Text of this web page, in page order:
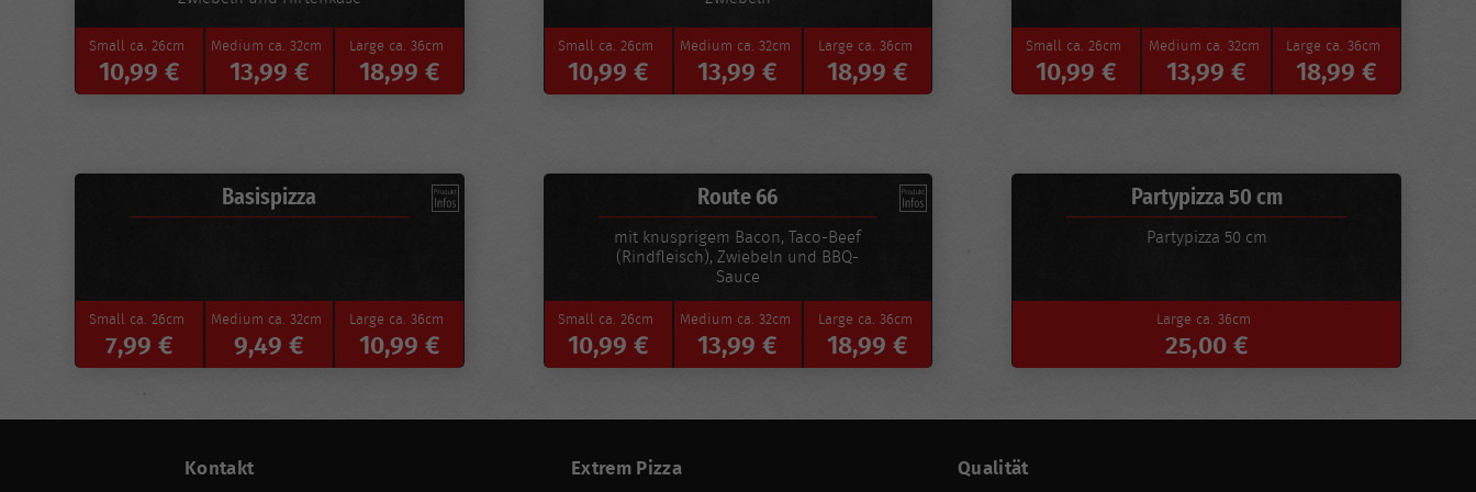
Small ca. 26cm
10,99 €
Medium ca. 32cm
13,99 €
Large ca. 36cm
18,99 €
Small ca. 26cm
10,99 €
Medium ca. 32cm
13,99 €
Large ca. 36cm
18,99 €
Small ca. 26cm
10,99 €
Medium ca. 32cm
13,99 €
Large ca. 36cm
18,99 €
Basispizza
Small ca. 26cm
7,99 €
Medium ca. 32cm
9,49 €
Large ca. 36cm
10,99 €
Route 66
mit knusprigem Bacon, Taco-Beef
(Rindfleisch), Zwiebeln und BBQ-
Sauce
Small ca. 26cm
10,99 €
Medium ca. 32cm
13,99 €
Large ca. 36cm
18,99 €
Partypizza 50 cm
Partypizza 50 cm
Large ca. 36cm
25,00 €
Kontakt Extrem Pizza Qualität